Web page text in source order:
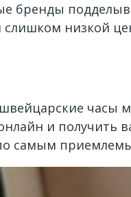
бренды
слишком низкой
часы
и
самым